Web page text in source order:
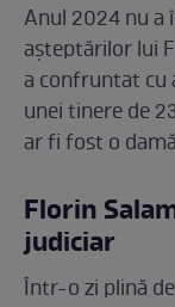
Anul 2024 nu a
așteptărilor lui
a confruntat cu
unei tinere de
ar fi fost o
Florin
judiciar
Într-o zi plină